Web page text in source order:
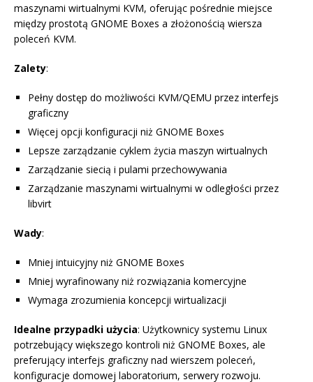
maszynami wirtualnymi KVM, oferując pośrednie miejsce
między prostotą GNOME Boxes a złożonością wiersza
poleceń KVM.
Zalety:
Pełny dostęp do możliwości KVM/QEMU przez interfejs
graficzny
Więcej opcji konfiguracji niż GNOME Boxes
Lepsze zarządzanie cyklem życia maszyn wirtualnych
Zarządzanie siecią i pulami przechowywania
Zarządzanie maszynami wirtualnymi w odległości przez
libvirt
Wady:
Mniej intuicyjny niż GNOME Boxes
Mniej wyrafinowany niż rozwiązania komercyjne
Wymaga zrozumienia koncepcji wirtualizacji
Idealne przypadki użycia: Użytkownicy systemu Linux
potrzebujący większego kontroli niż GNOME Boxes, ale
preferujący interfejs graficzny nad wierszem poleceń,
konfiguracje domowej laboratorium, serwery rozwoju.